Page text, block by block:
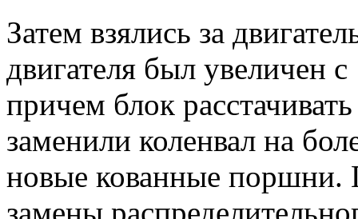
Затем взялись за
двигателя был увеличен
причем блок
заменили коленвал на
новые кованные поршни.